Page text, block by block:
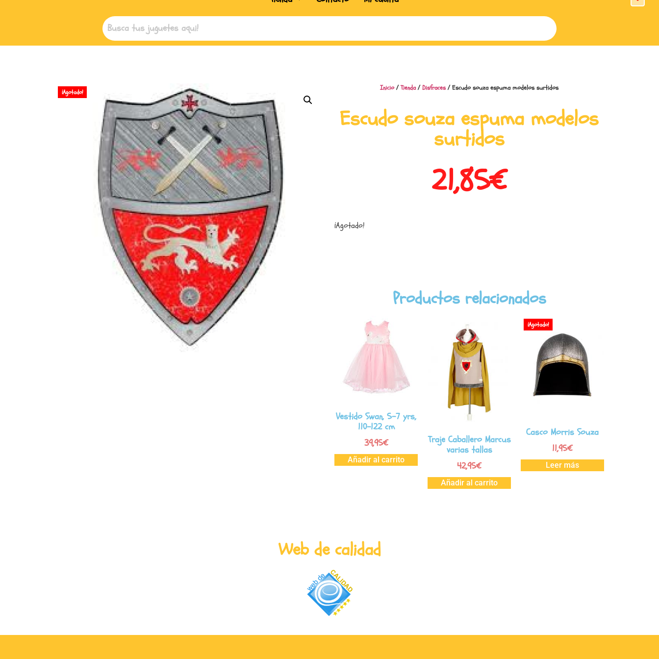
¡Agotado! Inicio/Tienda/Disfraces/ Escudo souza espuma modelos surtidos
Escudo souza espuma modelos
surtidos
21,85€
¡Agotado!
Productos relacionados
Vestido Swan, 5-7 yrs,
110-122 cm
39,95€
Añadir al carrito
Traje Caballero Marcus
varias tallas
42,95€
Añadir al carrito
¡Agotado!
Casco Morris Souza
11,95€
Leer más
Web de calidad